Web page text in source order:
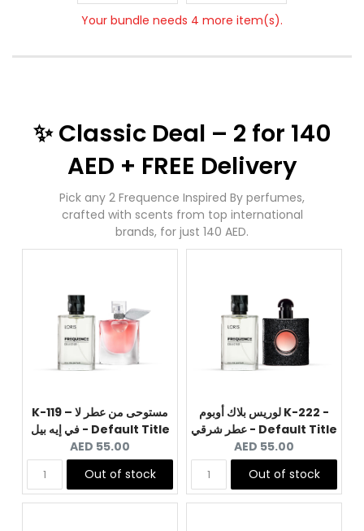
Your bundle needs 4 more item(s).
✨ Classic Deal – 2 for 140
AED + FREE Delivery
Pick any 2 Frequence Inspired By perfumes,
crafted with scents from top international
brands, for just 140 AED.
K-119 – مستوحى من عطر لا
في إيه بيل - Default Title
Current
price:
AED 55.00
Out of stock
لوريس بلاك أوبوم K-222 -
عطر شرقي - Default Title
Current
price:
AED 55.00
Out of stock